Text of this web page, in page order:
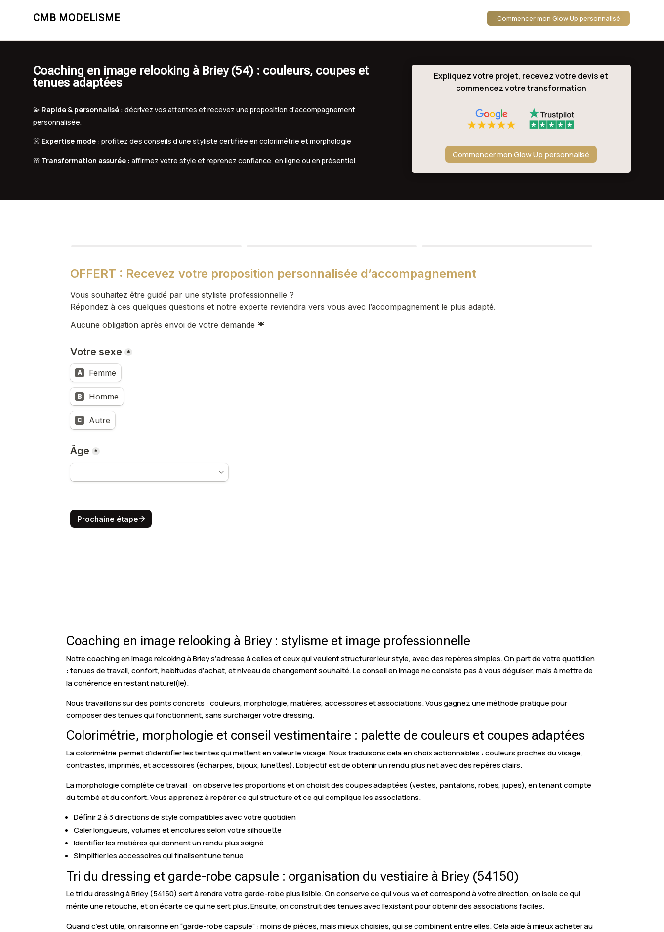
CMB MODELISME Commencer mon Glow Up personnalisé
Coaching en image relooking à Briey (54) : couleurs, coupes et
tenues adaptées
💫 Rapide & personnalisé : décrivez vos attentes et recevez une proposition d’accompagnement
personnalisée.
👗 Expertise mode : profitez des conseils d’une styliste certifiée en colorimétrie et morphologie
🌸 Transformation assurée : affirmez votre style et reprenez confiance, en ligne ou en présentiel.
Expliquez votre projet, recevez votre devis et
commencez votre transformation
Commencer mon Glow Up personnalisé
Coaching en image relooking à Briey : stylisme et image professionnelle
Notre coaching en image relooking à Briey s’adresse à celles et ceux qui veulent structurer leur style, avec des repères simples. On part de votre quotidien
: tenues de travail, confort, habitudes d’achat, et niveau de changement souhaité. Le conseil en image ne consiste pas à vous déguiser, mais à mettre de
la cohérence en restant naturel(le).
Nous travaillons sur des points concrets : couleurs, morphologie, matières, accessoires et associations. Vous gagnez une méthode pratique pour
composer des tenues qui fonctionnent, sans surcharger votre dressing.
Colorimétrie, morphologie et conseil vestimentaire : palette de couleurs et coupes adaptées
La colorimétrie permet d’identifier les teintes qui mettent en valeur le visage. Nous traduisons cela en choix actionnables : couleurs proches du visage,
contrastes, imprimés, et accessoires (écharpes, bijoux, lunettes). L’objectif est de obtenir un rendu plus net avec des repères clairs.
La morphologie complète ce travail : on observe les proportions et on choisit des coupes adaptées (vestes, pantalons, robes, jupes), en tenant compte
du tombé et du confort. Vous apprenez à repérer ce qui structure et ce qui complique les associations.
Définir 2 à 3 directions de style compatibles avec votre quotidien
Caler longueurs, volumes et encolures selon votre silhouette
Identifier les matières qui donnent un rendu plus soigné
Simplifier les accessoires qui finalisent une tenue
Tri du dressing et garde-robe capsule : organisation du vestiaire à Briey (54150)
Le tri du dressing à Briey (54150) sert à rendre votre garde-robe plus lisible. On conserve ce qui vous va et correspond à votre direction, on isole ce qui
mérite une retouche, et on écarte ce qui ne sert plus. Ensuite, on construit des tenues avec l’existant pour obtenir des associations faciles.
Quand c’est utile, on raisonne en “garde-robe capsule” : moins de pièces, mais mieux choisies, qui se combinent entre elles. Cela aide à mieux acheter au